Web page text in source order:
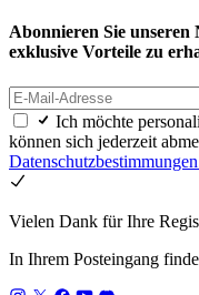
Abonnieren Sie
exklusive Vorteile zu
Ich möchte
können sich jederzeit
Vielen Dank für Ihre
In Ihrem Posteingang